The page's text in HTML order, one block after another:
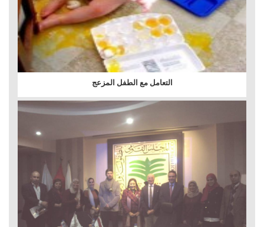
التعامل مع الطفل المزعج